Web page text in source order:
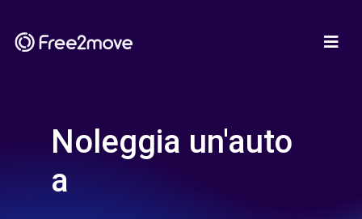
Noleggia un'auto
a